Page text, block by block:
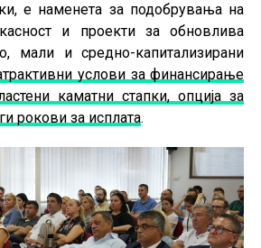
е наменета за подобрувања на
и проекти за обновлива
мали и средно-капитализирани
услови за финансирање
каматни стапки, опција за
рокови за исплата.